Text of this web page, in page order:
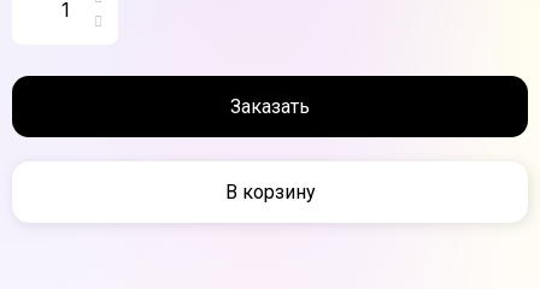
Заказать
В корзину